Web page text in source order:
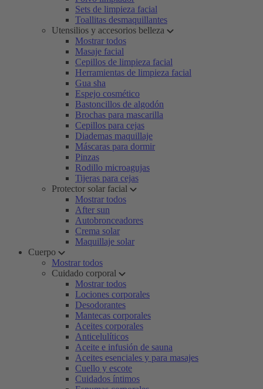
Sets de limpieza facial
Toallitas desmaquillantes
Utensilios y accesorios belleza
Mostrar todos
Masaje facial
Cepillos de limpieza facial
Herramientas de limpieza facial
Gua sha
Espejo cosmético
Bastoncillos de algodón
Brochas para mascarilla
Cepillos para cejas
Diademas maquillaje
Máscaras para dormir
Pinzas
Rodillo microagujas
Tijeras para cejas
Protector solar facial
Mostrar todos
After sun
Autobronceadores
Crema solar
Maquillaje solar
Cuerpo
Mostrar todos
Cuidado corporal
Mostrar todos
Lociones corporales
Desodorantes
Mantecas corporales
Aceites corporales
Anticelulíticos
Aceite e infusión de sauna
Aceites esenciales y para masajes
Cuello y escote
Cuidados íntimos